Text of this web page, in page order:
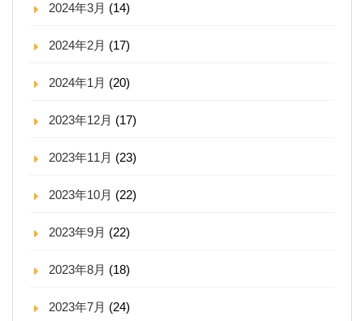
2024年3月 (14)
2024年2月 (17)
2024年1月 (20)
2023年12月 (17)
2023年11月 (23)
2023年10月 (22)
2023年9月 (22)
2023年8月 (18)
2023年7月 (24)